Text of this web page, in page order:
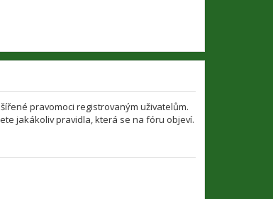
pravomoci registrovaným uživatelům.
jakákoliv pravidla, která se na fóru objeví.